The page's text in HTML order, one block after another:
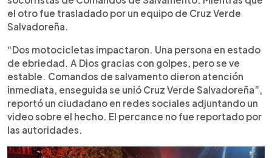
el otro fue trasladado por un equipo de Cruz Verde
Salvadoreña.
“Dos motocicletas impactaron. Una persona en estado
de ebriedad. A Dios gracias con golpes, pero se ve
estable. Comandos de salvamento dieron atención
inmediata, enseguida se unió Cruz Verde Salvadoreña”,
reportó un ciudadano en redes sociales adjuntando un
video sobre el hecho. El percance no fue reportado por
las autoridades.